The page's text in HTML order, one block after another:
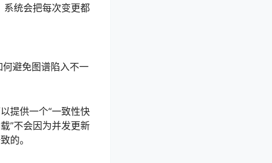
系统会把每次变更都
避免图谱陷入不一
提供一个“一致性快
”不会因为并发更新
的。